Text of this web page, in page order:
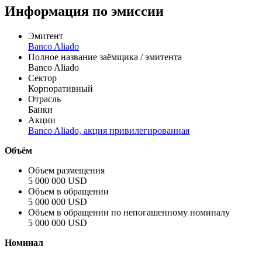
Программа облигаций
Информация по эмиссии
Эмитент
Banco Aliado
Полное название заёмщика / эмитента
Banco Aliado
Сектор
Корпоративный
Банки
Banco Aliado, акция привилегированная
Объём
Объем размещения
5 000 000 USD
5 000 000 USD